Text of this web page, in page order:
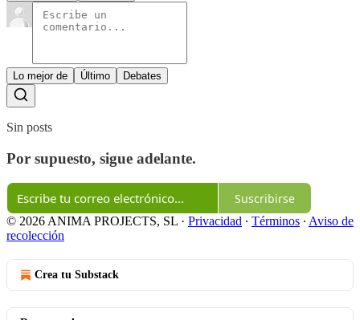
Lo mejor de Último Debates
Sin posts
Por supuesto, sigue adelante.
Suscribirse
© 2026 ANIMA PROJECTS, SL · Privacidad ∙ Términos ∙ Aviso de
recolección
Crea tu Substack